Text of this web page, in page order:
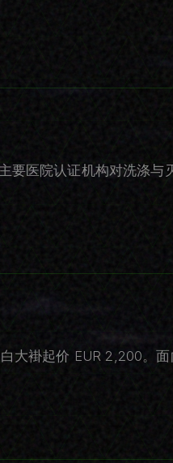
要医院认证机构对洗涤与
大褂起价 EUR 2,200。